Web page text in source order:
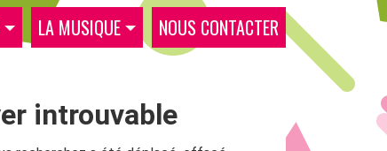
LA MUSIQUE NOUS CONTACTER